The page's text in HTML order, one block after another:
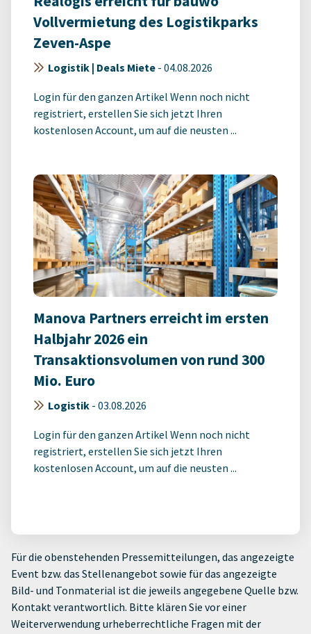
Vollvermietung des Logistikparks
Zeven-Aspe
Logistik | Deals Miete - 04.08.2026
Login für den ganzen Artikel Wenn noch nicht
registriert, erstellen Sie sich jetzt Ihren
kostenlosen Account, um auf die neusten ...
Manova Partners erreicht im ersten
Halbjahr 2026 ein
Transaktionsvolumen von rund 300
Mio. Euro
Logistik - 03.08.2026
Login für den ganzen Artikel Wenn noch nicht
registriert, erstellen Sie sich jetzt Ihren
kostenlosen Account, um auf die neusten ...
Für die obenstehenden Pressemitteilungen, das angezeigte
Event bzw. das Stellenangebot sowie für das angezeigte
Bild- und Tonmaterial ist die jeweils angegebene Quelle bzw.
Kontakt verantwortlich. Bitte klären Sie vor einer
Weiterverwendung urheberrechtliche Fragen mit der